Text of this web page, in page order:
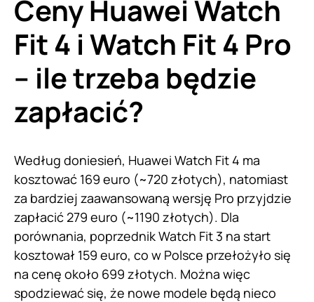
Ceny Huawei Watch
Fit 4 i Watch Fit 4 Pro
– ile trzeba będzie
zapłacić?
Według doniesień, Huawei Watch Fit 4 ma
kosztować 169 euro (~720 złotych), natomiast
za bardziej zaawansowaną wersję Pro przyjdzie
zapłacić 279 euro (~1190 złotych). Dla
porównania, poprzednik Watch Fit 3 na start
kosztował 159 euro, co w Polsce przełożyło się
na cenę około 699 złotych. Można więc
spodziewać się, że nowe modele będą nieco